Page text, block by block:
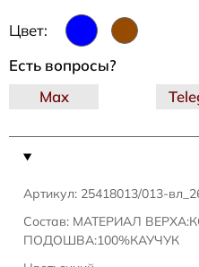
Цвет:
Артикул: 25418013/013-
Состав: МАТЕРИАЛ
ПОДОШВА:100%КАУЧУК
Есть вопросы?
Max